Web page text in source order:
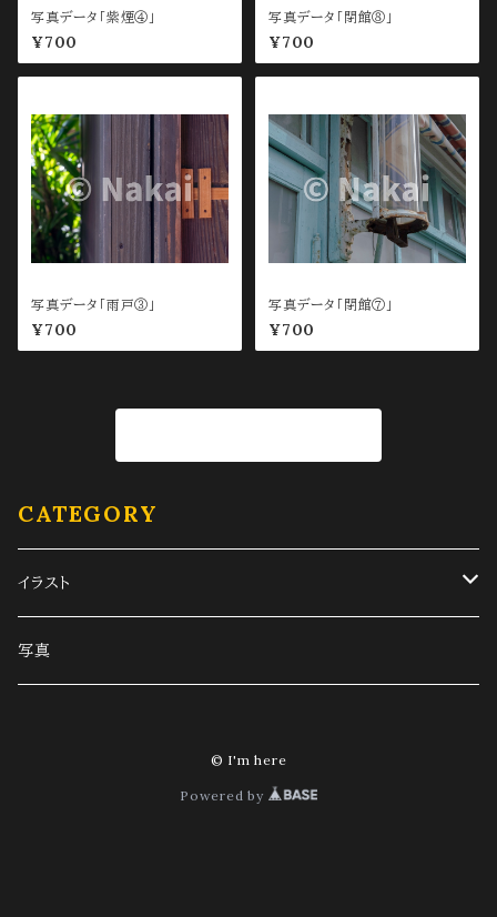
写真データ「紫煙④」
¥700
写真データ「閉館⑧」
¥700
写真データ「雨戸③」
¥700
写真データ「閉館⑦」
¥700
CATEGORY
イラスト
旧車
写真
© I'm here
Powered by